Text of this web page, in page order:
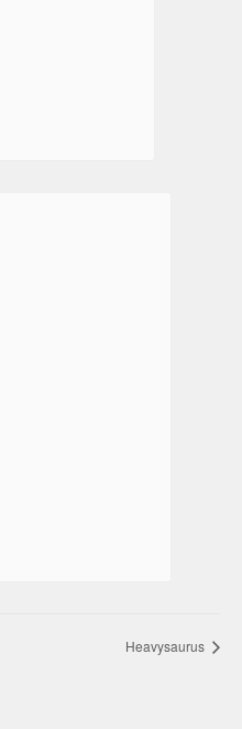
Heavysaurus